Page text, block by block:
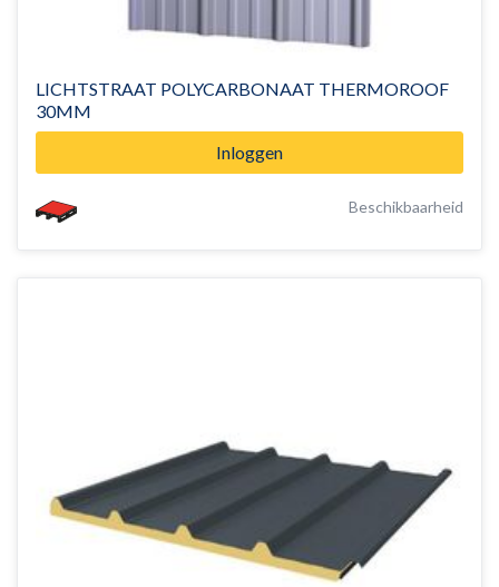
LICHTSTRAAT POLYCARBONAAT THERMOROOF
30MM
Inloggen
Beschikbaarheid